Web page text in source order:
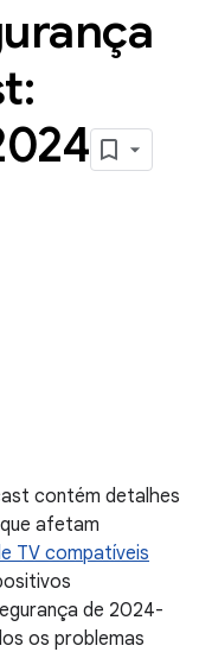
contém detalhes
afetam
TV compatíveis
de 2024-
os problemas